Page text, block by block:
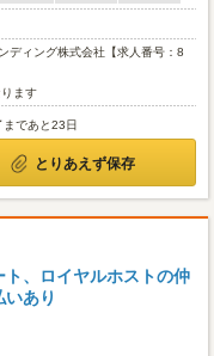
ディング株式会社【求人番号：8
ます
まであと23日
とりあえず保存
ト、ロイヤルホストの仲
あり